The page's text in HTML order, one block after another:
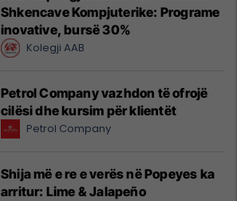
Shkencave Kompjuterike: Programe
inovative, bursë 30%
Kolegji AAB
Petrol Company vazhdon të ofrojë
cilësi dhe kursim për klientët
Petrol Company
Shija më e re e verës në Popeyes ka
arritur: Lime & Jalapeño